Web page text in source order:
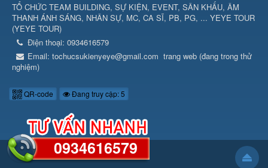
TỔ CHỨC TEAM BUILDING, SỰ KIỆN, EVENT, SÂN KHẤU, ÂM
THANH ÁNH SÁNG, NHÂN SỰ, MC, CA SĨ, PB, PG, ... YEYE TOUR
(YEYE TOUR)
Điện thoại: 0934616579
Email: tochucsukienyeye@gmail.com trang web (đang trong thử
nghiệm)
QR-code Đang truy cập: 5
0934616579